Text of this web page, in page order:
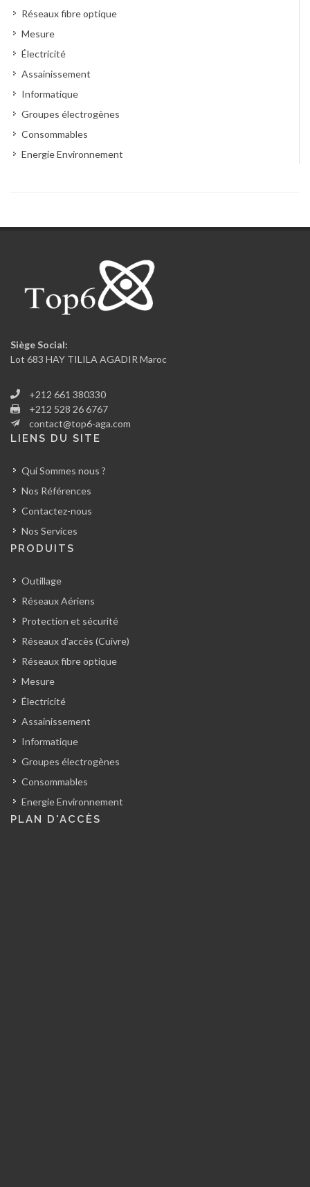
Réseaux fibre optique
Mesure
Électricité
Assainissement
Informatique
Groupes électrogènes
Consommables
Energie Environnement
Siège Social:
Lot 683 HAY TILILA AGADIR Maroc
+212 661 380330
+212 528 26 6767
contact@top6-aga.com
LIENS DU SITE
Qui Sommes nous ?
Nos Références
Contactez-nous
Nos Services
PRODUITS
Outillage
Réseaux Aériens
Protection et sécurité
Réseaux d'accès (Cuivre)
Réseaux fibre optique
Mesure
Électricité
Assainissement
Informatique
Groupes électrogènes
Consommables
Energie Environnement
PLAN D'ACCÈS